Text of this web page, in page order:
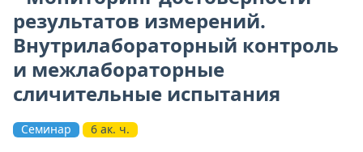
результатов измерений.
Внутрилабораторный контроль
и межлабораторные
сличительные испытания
Семинар 6 ак. ч.